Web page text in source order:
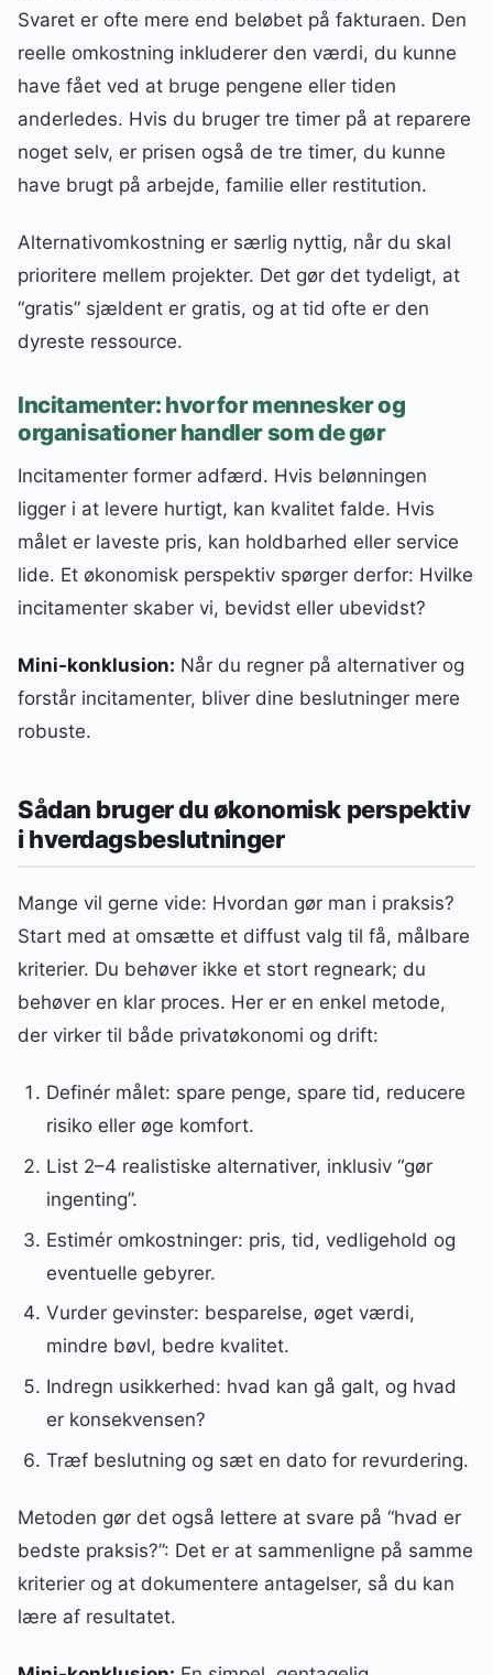
Svaret er ofte mere end beløbet på fakturaen. Den
reelle omkostning inkluderer den værdi, du kunne
have fået ved at bruge pengene eller tiden
anderledes. Hvis du bruger tre timer på at reparere
noget selv, er prisen også de tre timer, du kunne
have brugt på arbejde, familie eller restitution.
Alternativomkostning er særlig nyttig, når du skal
prioritere mellem projekter. Det gør det tydeligt, at
“gratis” sjældent er gratis, og at tid ofte er den
dyreste ressource.
Incitamenter: hvorfor mennesker og
organisationer handler som de gør
Incitamenter former adfærd. Hvis belønningen
ligger i at levere hurtigt, kan kvalitet falde. Hvis
målet er laveste pris, kan holdbarhed eller service
lide. Et økonomisk perspektiv spørger derfor: Hvilke
incitamenter skaber vi, bevidst eller ubevidst?
Mini-konklusion: Når du regner på alternativer og
forstår incitamenter, bliver dine beslutninger mere
robuste.
Sådan bruger du økonomisk perspektiv
i hverdagsbeslutninger
Mange vil gerne vide: Hvordan gør man i praksis?
Start med at omsætte et diffust valg til få, målbare
kriterier. Du behøver ikke et stort regneark; du
behøver en klar proces. Her er en enkel metode,
der virker til både privatøkonomi og drift:
Definér målet: spare penge, spare tid, reducere
risiko eller øge komfort.
List 2–4 realistiske alternativer, inklusiv “gør
ingenting”.
Estimér omkostninger: pris, tid, vedligehold og
eventuelle gebyrer.
Vurder gevinster: besparelse, øget værdi,
mindre bøvl, bedre kvalitet.
Indregn usikkerhed: hvad kan gå galt, og hvad
er konsekvensen?
Træf beslutning og sæt en dato for revurdering.
Metoden gør det også lettere at svare på “hvad er
bedste praksis?”: Det er at sammenligne på samme
kriterier og at dokumentere antagelser, så du kan
lære af resultatet.